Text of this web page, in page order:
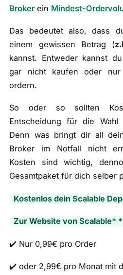
Brokerein Mindest-
Das bedeutet also, dass
einem gewissen Betrag (
kannst. Entweder kannst
gar nicht kaufen oder
ordern.
So oder so sollten
Entscheidung für die
Denn was bringt dir all
Broker im Notfall nicht
Kosten sind wichtig,
Gesamtpaket für dich selber
Kostenlos dein Scalable
Zur Website von Scalable* *
✔️ Nur 0,99€ pro Order
✔️ oder 2,99€ pro Monat mit